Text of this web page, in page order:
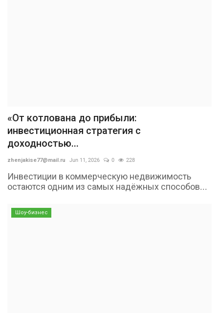
«От котлована до прибыли:
инвестиционная стратегия с
доходностью...
zhenjakise77@mail.ru Jun 11, 2026 0 228
Инвестиции в коммерческую недвижимость
остаются одним из самых надёжных способов...
Шоу-бизнес